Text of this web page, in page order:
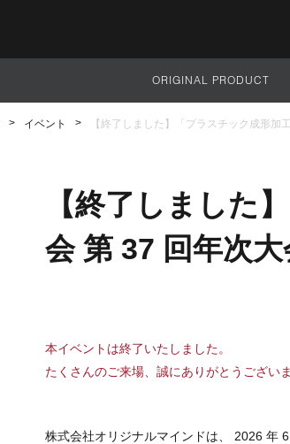
サイト全体
ORIGINAL PRODUCT
イベント 【終了しました】「プラスチック成形加
【終了しました
会 第 37 回年次
本イベントは終了いたしました。
たくさんのご来場、誠にありがとうございま
株式会社オリジナルマインドは、 2026 年